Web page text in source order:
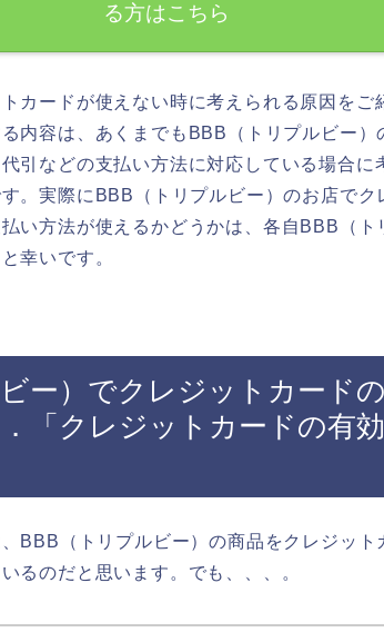
る方はこちら
カードが使えない時に考えられる原因をご
内容は、あくまでもBBB（トリプルビー）
引などの支払い方法に対応している場合に
。実際にBBB（トリプルビー）のお店でク
い方法が使えるかどうかは、各自BBB（ト
幸いです。
ー）でクレジットカード
「クレジットカードの有
BBB（トリプルビー）の商品をクレジット
るのだと思います。でも、、、。